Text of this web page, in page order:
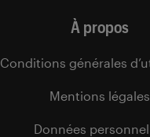
À propos
Conditions générales
Mentions légales
Données